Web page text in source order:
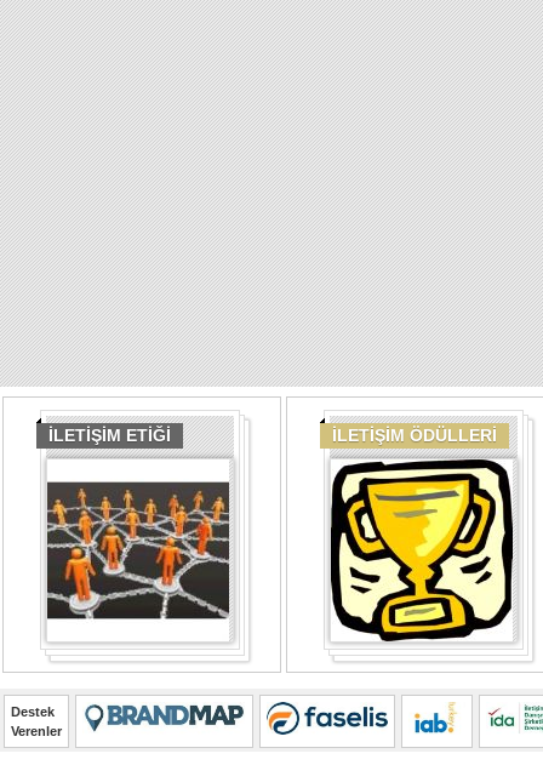
İLETİŞİM ETİĞİ İLETİŞİM ÖDÜLLERİ
Destek
Verenler